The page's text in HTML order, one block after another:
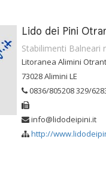
Lido dei Pini
Stabilimenti Balneari
Litoranea Alimini
73028 Alimini LE
0836/805208 329/
info@lidodeipini.it
http://